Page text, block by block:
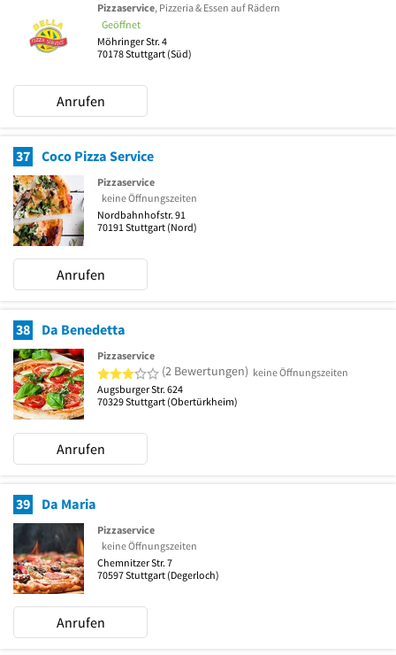
Pizzaservice, Pizzeria & Essen auf Rädern
Geöffnet
Möhringer Str. 4
70178Stuttgart (Süd)
Anrufen
37 Coco Pizza Service
Pizzaservice
keine Öffnungszeiten
Nordbahnhofstr. 91
70191Stuttgart (Nord)
Anrufen
38 Da Benedetta
Pizzaservice
3 von 5 Sternen
(2 Bewertungen) keine Öffnungszeiten
Augsburger Str. 624
70329Stuttgart (Obertürkheim)
Anrufen
39 Da Maria
Pizzaservice
keine Öffnungszeiten
Chemnitzer Str. 7
70597Stuttgart (Degerloch)
Anrufen